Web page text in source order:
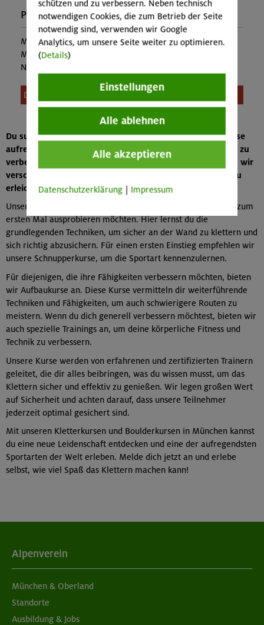
Preise:
Mitglieder:
180,00 €
Mitglieder anderer Sektion:
Nichtmitglieder:
Diese Veranstaltung ist leider nicht mehr buchbar.
Du suchst nach einem Kletterkurs in München, um in diese
aufregende Sportart einzusteigen oder deine Fähigkeiten zu
verbessern? Als Alpenverein München & Oberland bieten wir
verschiedene Kurse an, um den Einstieg in das Klettern zu
erleichtern oder deine Kenntnisse zu vertiefen.
Unsere Grundkurse sind ideal für Anfänger, die das Klettern zum
ersten Mal ausprobieren möchten. Hier lernst du die
grundlegenden Techniken, um sicher an der Wand zu klettern und
sich richtig abzusichern. Für einen ersten Einstieg empfehlen wir
unsere Schnupperkurse, um die Sportart kennenzulernen.
Für diejenigen, die ihre Fähigkeiten verbessern möchten, bieten
wir Aufbaukurse an. Diese Kurse vermitteln dir weiterführende
Techniken und Fähigkeiten, um auch schwierigere Routen zu
meistern. Wenn du dich generell verbessern möchtest, bieten wir
auch spezielle Trainings an, um deine körperliche Fitness und
Technik zu verbessern.
Unsere Kurse werden von erfahrenen und zertifizierten Trainern
geleitet, die dir alles beibringen, was du wissen musst, um das
Klettern sicher und effektiv zu genießen. Wir legen großen Wert
auf Sicherheit und achten darauf, dass unsere Teilnehmer
jederzeit optimal gesichert sind.
Mit unseren Kletterkursen und Boulderkursen in München kannst
du eine neue Leidenschaft entdecken und eine der aufregendsten
Sportarten der Welt erleben. Melde dich jetzt an und erlebe
selbst, wie viel Spaß das Klettern machen kann!
Alpenverein
München & Oberland
Standorte
Ausbildung & Jobs
schützen und zu verbessern. Neben technisch
notwendigen Cookies, die zum Betrieb der Seite
notwendig sind, verwenden wir Google
Analytics, um unsere Seite weiter zu optimieren.
(Details)
Einstellungen
Alle ablehnen
Alle akzeptieren
Datenschutzerklärung Impressum